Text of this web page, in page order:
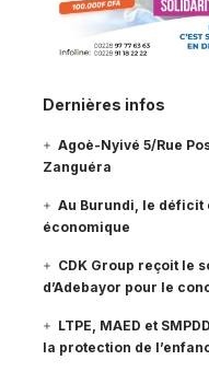
Dernières infos
Agoè-Nyivé 5/Rue
Zanguéra
Au Burundi, le
économique
CDK Group reçoit le
d’Adebayor pour le
LTPE, MAED et
la protection de